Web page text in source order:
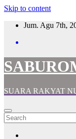
Skip to content
Jum. Agu 7th,
SUARA RAKYAT